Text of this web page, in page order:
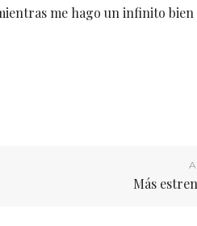
me hago un infinito bien
Más